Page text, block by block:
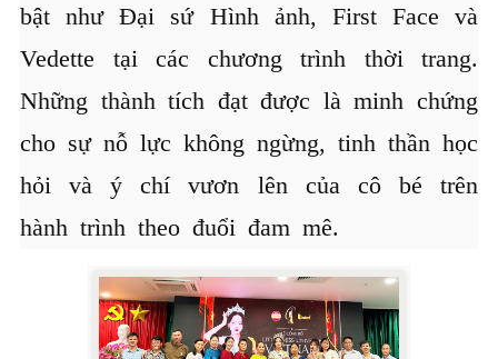
bật như Đại sứ Hình ảnh, First Face và
Vedette tại các chương trình thời trang.
Những thành tích đạt được là minh chứng
cho sự nỗ lực không ngừng, tinh thần học
hỏi và ý chí vươn lên của cô bé trên
hành trình theo đuổi đam mê.